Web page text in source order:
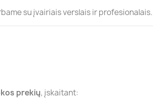
su įvairiais verslais ir profesionalais.
prekių, įskaitant: